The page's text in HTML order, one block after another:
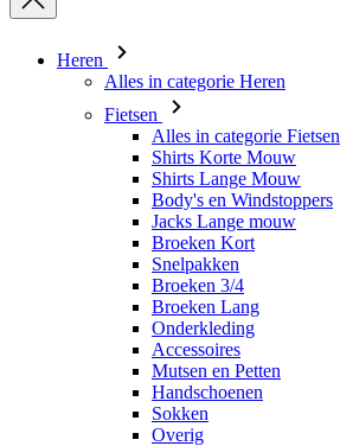
Heren
Alles in categorie Heren
Fietsen
Alles in categorie Fietsen
Shirts Korte Mouw
Shirts Lange Mouw
Body's en Windstoppers
Jacks Lange mouw
Broeken Kort
Snelpakken
Broeken 3/4
Broeken Lang
Onderkleding
Accessoires
Mutsen en Petten
Handschoenen
Sokken
Overig